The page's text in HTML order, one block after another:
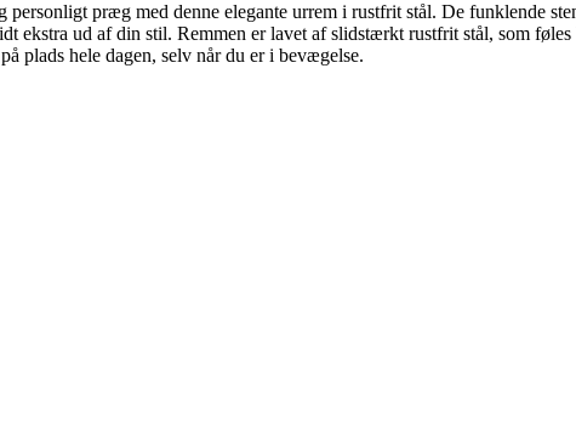
præg med denne elegante urrem i rustfrit stål. De funklende
ekstra ud af din stil. Remmen er lavet af slidstærkt rustfrit stål, som
plads hele dagen, selv når du er i bevægelse.